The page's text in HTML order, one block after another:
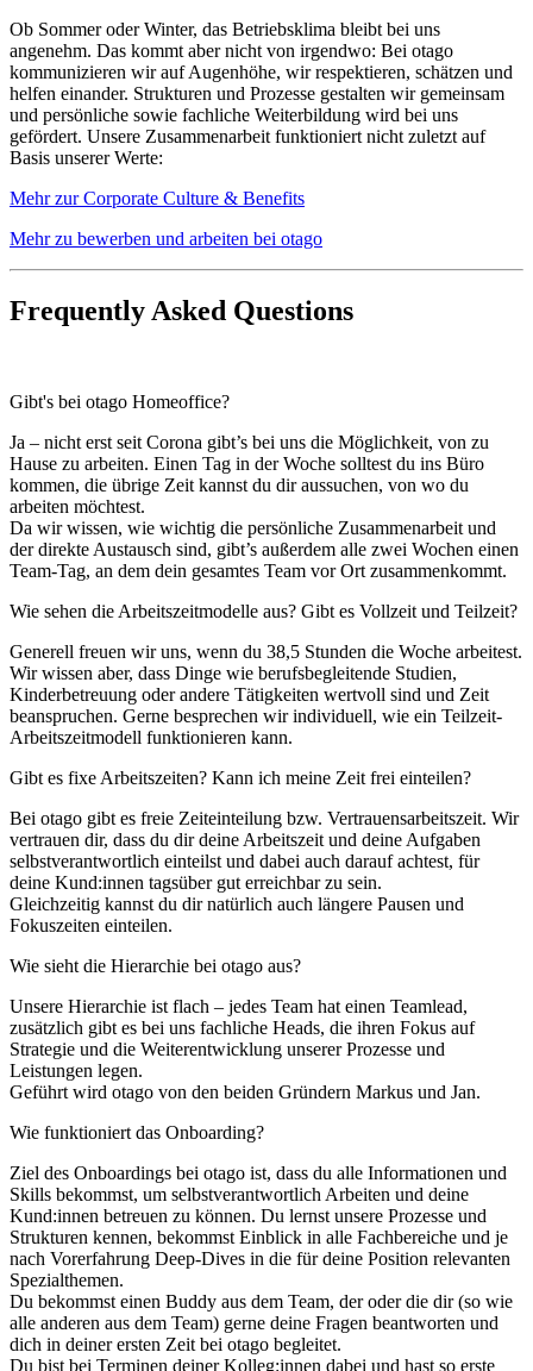
Ob Sommer oder Winter, das Betriebsklima bleibt bei uns
angenehm. Das kommt aber nicht von irgendwo: Bei otago
kommunizieren wir auf Augenhöhe, wir respektieren, schätzen und
helfen einander. Strukturen und Prozesse gestalten wir gemeinsam
und persönliche sowie fachliche Weiterbildung wird bei uns
gefördert. Unsere Zusammenarbeit funktioniert nicht zuletzt auf
Basis unserer Werte:
Mehr zur Corporate Culture & Benefits
Mehr zu bewerben und arbeiten bei otago
Frequently Asked Questions
Gibt's bei otago Homeoffice?
Ja – nicht erst seit Corona gibt’s bei uns die Möglichkeit, von zu
Hause zu arbeiten. Einen Tag in der Woche solltest du ins Büro
kommen, die übrige Zeit kannst du dir aussuchen, von wo du
arbeiten möchtest.
Da wir wissen, wie wichtig die persönliche Zusammenarbeit und
der direkte Austausch sind, gibt’s außerdem alle zwei Wochen einen
Team-Tag, an dem dein gesamtes Team vor Ort zusammenkommt.
Wie sehen die Arbeitszeitmodelle aus? Gibt es Vollzeit und Teilzeit?
Generell freuen wir uns, wenn du 38,5 Stunden die Woche arbeitest.
Wir wissen aber, dass Dinge wie berufsbegleitende Studien,
Kinderbetreuung oder andere Tätigkeiten wertvoll sind und Zeit
beanspruchen. Gerne besprechen wir individuell, wie ein Teilzeit-
Arbeitszeitmodell funktionieren kann.
Gibt es fixe Arbeitszeiten? Kann ich meine Zeit frei einteilen?
Bei otago gibt es freie Zeiteinteilung bzw. Vertrauensarbeitszeit. Wir
vertrauen dir, dass du dir deine Arbeitszeit und deine Aufgaben
selbstverantwortlich einteilst und dabei auch darauf achtest, für
deine Kund:innen tagsüber gut erreichbar zu sein.
Gleichzeitig kannst du dir natürlich auch längere Pausen und
Fokuszeiten einteilen.
Wie sieht die Hierarchie bei otago aus?
Unsere Hierarchie ist flach – jedes Team hat einen Teamlead,
zusätzlich gibt es bei uns fachliche Heads, die ihren Fokus auf
Strategie und die Weiterentwicklung unserer Prozesse und
Leistungen legen.
Geführt wird otago von den beiden Gründern Markus und Jan.
Wie funktioniert das Onboarding?
Ziel des Onboardings bei otago ist, dass du alle Informationen und
Skills bekommst, um selbstverantwortlich Arbeiten und deine
Kund:innen betreuen zu können. Du lernst unsere Prozesse und
Strukturen kennen, bekommst Einblick in alle Fachbereiche und je
nach Vorerfahrung Deep-Dives in die für deine Position relevanten
Spezialthemen.
Du bekommst einen Buddy aus dem Team, der oder die dir (so wie
alle anderen aus dem Team) gerne deine Fragen beantworten und
dich in deiner ersten Zeit bei otago begleitet.
Du bist bei Terminen deiner Kolleg:innen dabei und hast so erste